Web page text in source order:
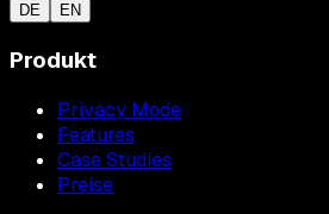
DE EN
Produkt
Privacy Mode
Features
Case Studies
Preise